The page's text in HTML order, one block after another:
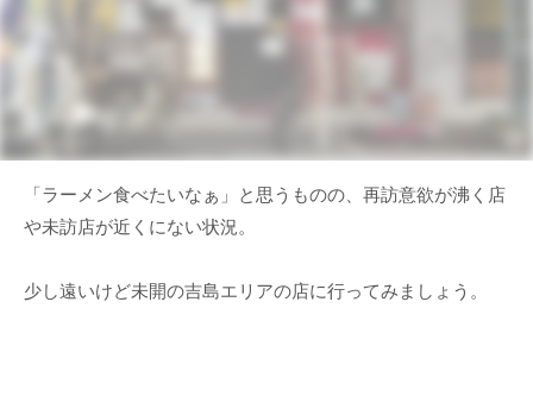
「ラーメン食べたいなぁ」と思うものの、再訪意欲が沸く店
や未訪店が近くにない状況。
少し遠いけど未開の吉島エリアの店に行ってみましょう。